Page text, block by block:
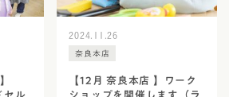
セル
2024.11.26
奈良本店
【12月 奈良本店 】ワーク
ショップを開催します（ラ